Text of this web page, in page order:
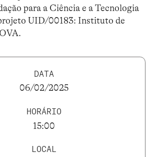
para a Ciência e a Tecnologia
UID/00183: Instituto de
DATA
06/02/2025
HORÁRIO
15:00
LOCAL